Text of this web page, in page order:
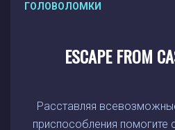
ГОЛОВОЛОМКИ
ESCAPE FROM
Расставляя
приспособления помогите